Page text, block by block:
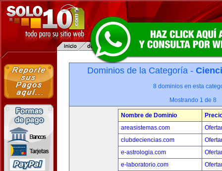
Dominios de la Categoría -
8 dominios en esta
Mostrando 1 de 8
Nombre de Dominio
areasistemas.com
clubdeciencias.com
e-astrologia.com
e-laboratorio.com